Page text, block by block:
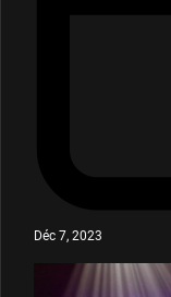
Déc 7, 2023